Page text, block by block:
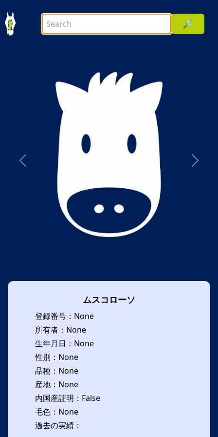
🔎
前へ 次へ
ムスコローソ
登録番号：None
所有者：None
生年月日：None
性別：None
品種：None
産地：None
内国産証明：False
毛色：None
過去の実績：